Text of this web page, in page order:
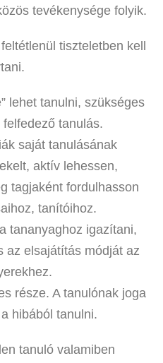
tevékenysége folyik.
tiszteletben kell
lehet tanulni, szükséges
tanulás.
saját tanulásának
aktív lehessen,
tagjaként fordulhasson
tanítóihoz.
tananyaghoz igazítani,
az elsajátítás módját az
része. A tanulónak joga
hibából tanulni.
tanuló valamiben